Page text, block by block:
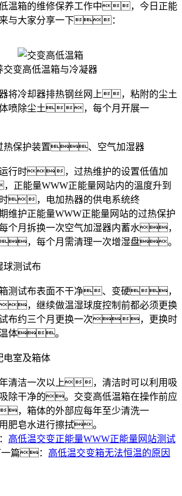
温箱的维修保养工作中，今日正能
来与大家分享一下：
高低温箱与冷凝器
冷却器排热钢丝网上，粘附的尘土
体喷除尘土，每个月开展一
护装置、空气加湿器
行时，过热维护的设置低值加
能量WWW正能量网站内的溫度升到
时，电加热器的供电系统终
护正能量WWW正能量网站的过热保护
月拆换一次空气加湿器内蓄水，
，每个月需清理一次增湿盘。
测试布
测试布表面不干净、变硬，
，继续做温湿球度控制前都必须更换
布约三个月更换一次，更换时
温体。
及箱体
洁一次以上，清洁时可以利用吸
除干净的。交变高低温箱在操作前应
，箱体的外部应每年至少清洗一
皂水进行擦拭。
高低温交变正能量WWW正能量网站测试
一篇： 高低温交变箱无法恒温的原因